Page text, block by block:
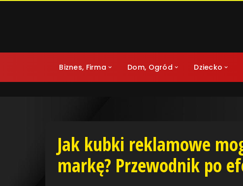
Biznes, Firma Dom, Ogród Dziecko
Jak kubki reklamowe
markę? Przewodnik po